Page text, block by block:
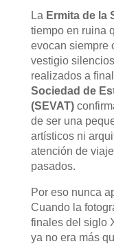
La Ermita de la
tiempo en ruina
evocan siempre
vestigio
realizados a
Sociedad de
(SEVAT)
de ser una
artísticos ni
atención de
pasados.
Por eso nunca
Cuando la
finales del siglo
ya no era más